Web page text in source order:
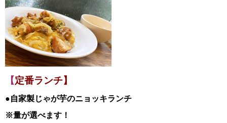
【定番ランチ】
●自家製じゃが芋のニョッキランチ
※量が選べます！